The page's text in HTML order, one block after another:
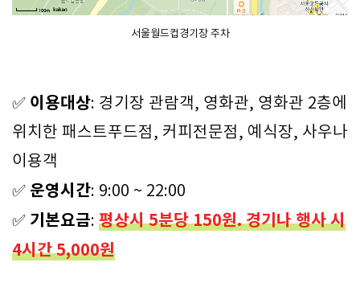
서울월드컵경기장 주차
✅ 이용대상: 경기장 관람객, 영화관, 영화관 2층에
위치한 패스트푸드점, 커피전문점, 예식장, 사우나
이용객
✅ 운영시간: 9:00 ~ 22:00
✅ 기본요금: 평상시 5분당 150원. 경기나 행사 시
4시간 5,000원